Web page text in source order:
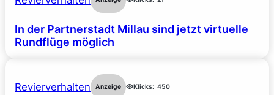
In der Partnerstadt Millau sind jetzt virtuelle
Rundflüge möglich
Revierverhalten Anzeige Klicks: 450